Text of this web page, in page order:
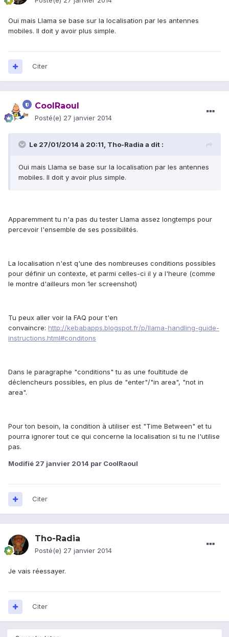
Oui mais Llama se base sur la localisation par les antennes
mobiles. Il doit y avoir plus simple.
Citer
CoolRaoul
Posté(e) 27 janvier 2014
Le 27/01/2014 à 20:11, Tho-Radia a dit :
Oui mais Llama se base sur la localisation par les antennes
mobiles. Il doit y avoir plus simple.
Apparemment tu n'a pas du tester Llama assez longtemps pour
percevoir l'ensemble de ses possibilités.
La localisation n'est q'une des nombreuses conditions possibles
pour définir un contexte, et parmi celles-ci il y a l'heure (comme
le montre d'ailleurs mon 1er screenshot)
Tu peux aller voir la FAQ pour t'en
convaincre: http://kebabapps.blogspot.fr/p/llama-handling-guide-
instructions.html#conditons
Dans le paragraphe "conditions" tu as une foultitude de
déclencheurs possibles, en plus de "enter"/"in area", "not in
area".
Pour ton besoin, la condition à utiliser est "Time Between" et tu
pourra ignorer tout ce qui concerne la localisation si tu ne l'utilise
pas.
Modifié 27 janvier 2014 par CoolRaoul
Citer
Tho-Radia
Posté(e) 27 janvier 2014
Je vais réessayer.
Citer